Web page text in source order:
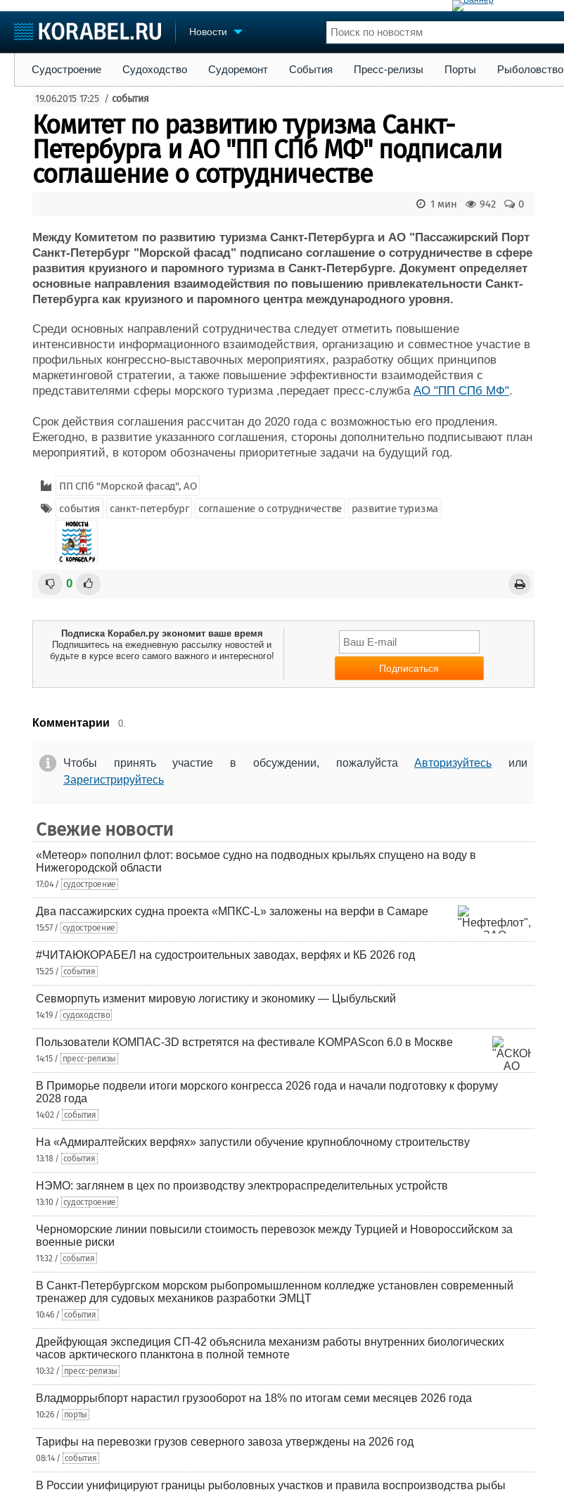
Новости
Судостроение
Пульс
Новости
Компании
Репутация
Работа
Торговая площадка
Доска объявлений
Продажа флота
Оборудование
Изделия
Материалы
Конференции
Личности
Словарь
Флот
Форум
Все службы
Судостроение Судоходство Судоремонт События Пресс-релизы Порты Рыболовство
19.06.2015 17:25 / события
Комитет по развитию туризма Санкт-
Петербурга и АО "ПП СПб МФ" подписали
соглашение о сотрудничестве
0
942
1 мин
Между Комитетом по развитию туризма Санкт-Петербурга и АО "Пассажирский Порт
Санкт-Петербург "Морской фасад" подписано соглашение о сотрудничестве в сфере
развития круизного и паромного туризма в Санкт-Петербурге. Документ определяет
основные направления взаимодействия по повышению привлекательности Санкт-
Петербурга как круизного и паромного центра международного уровня.
Среди основных направлений сотрудничества следует отметить повышение
интенсивности информационного взаимодействия, организацию и совместное участие в
профильных конгрессно-выставочных мероприятиях, разработку общих принципов
маркетинговой стратегии, а также повышение эффективности взаимодействия с
представителями сферы морского туризма ,передает пресс-служба АО "ПП СПб МФ".
Срок действия соглашения рассчитан до 2020 года с возможностью его продления.
Ежегодно, в развитие указанного соглашения, стороны дополнительно подписывают план
мероприятий, в котором обозначены приоритетные задачи на будущий год.
ПП СПб "Морской фасад", АО
события
санкт-петербург соглашение о сотрудничестве развитие туризма
0
Подписка Корабел.ру экономит ваше время
Подпишитесь на ежедневную рассылку новостей и
будьте в курсе всего самого важного и интересного!
Комментарии 0.
Чтобы принять участие в обсуждении, пожалуйстаАвторизуйтесь или
Зарегистрируйтесь
Свежие новости
«Метеор» пополнил флот: восьмое судно на подводных крыльях спущено на воду в
Нижегородской области
17:04 / судостроение
Два пассажирских судна проекта «МПКС-L» заложены на верфи в Самаре
15:57 / судостроение
#ЧИТАЮКОРАБЕЛ на судостроительных заводах, верфях и КБ 2026 год
15:25 / события
Севморпуть изменит мировую логистику и экономику — Цыбульский
14:19 / судоходство
Пользователи КОМПАС-3D встретятся на фестивале KOMPAScon 6.0 в Москве
14:15 / пресс-релизы
В Приморье подвели итоги морского конгресса 2026 года и начали подготовку к форуму
2028 года
14:02 / события
На «Адмиралтейских верфях» запустили обучение крупноблочному строительству
13:18 / события
НЭМО: заглянем в цех по производству электрораспределительных устройств
13:10 / судостроение
Черноморские линии повысили стоимость перевозок между Турцией и Новороссийском за
военные риски
11:32 / события
В Санкт-Петербургском морском рыбопромышленном колледже установлен современный
тренажер для судовых механиков разработки ЭМЦТ
10:46 / события
Дрейфующая экспедиция СП-42 объяснила механизм работы внутренних биологических
часов арктического планктона в полной темноте
10:32 / пресс-релизы
Владморрыбпорт нарастил грузооборот на 18% по итогам семи месяцев 2026 года
10:26 / порты
Тарифы на перевозки грузов северного завоза утверждены на 2026 год
08:14 / события
В России унифицируют границы рыболовных участков и правила воспроизводства рыбы